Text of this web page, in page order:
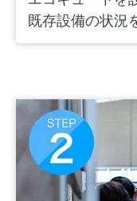
既存設備の状況